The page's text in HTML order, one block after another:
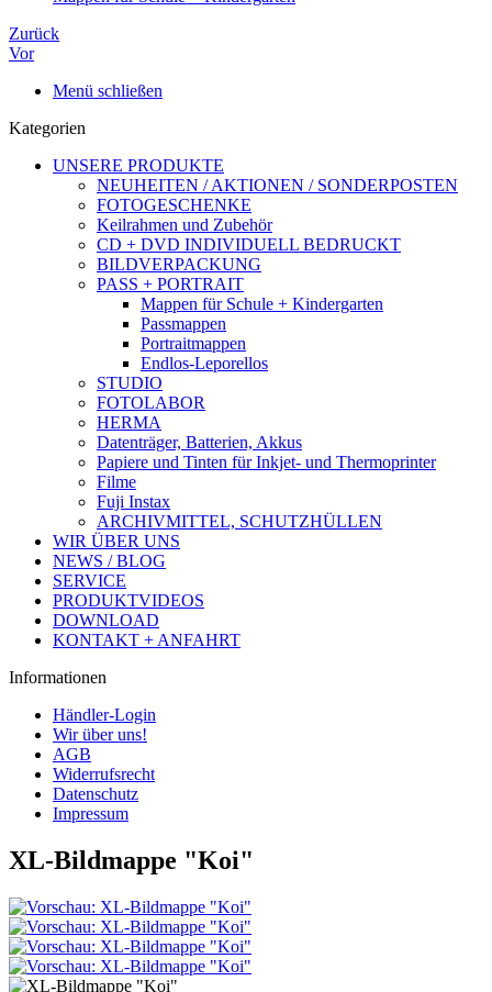
Zurück
Vor
Menü schließen
Kategorien
UNSERE PRODUKTE
NEUHEITEN / AKTIONEN / SONDERPOSTEN
FOTOGESCHENKE
Keilrahmen und Zubehör
CD + DVD INDIVIDUELL BEDRUCKT
BILDVERPACKUNG
PASS + PORTRAIT
Mappen für Schule + Kindergarten
Passmappen
Portraitmappen
Endlos-Leporellos
STUDIO
FOTOLABOR
HERMA
Datenträger, Batterien, Akkus
Papiere und Tinten für Inkjet- und Thermoprinter
Filme
Fuji Instax
ARCHIVMITTEL, SCHUTZHÜLLEN
WIR ÜBER UNS
NEWS / BLOG
SERVICE
PRODUKTVIDEOS
DOWNLOAD
KONTAKT + ANFAHRT
Informationen
Händler-Login
Wir über uns!
AGB
Widerrufsrecht
Datenschutz
Impressum
XL-Bildmappe "Koi"